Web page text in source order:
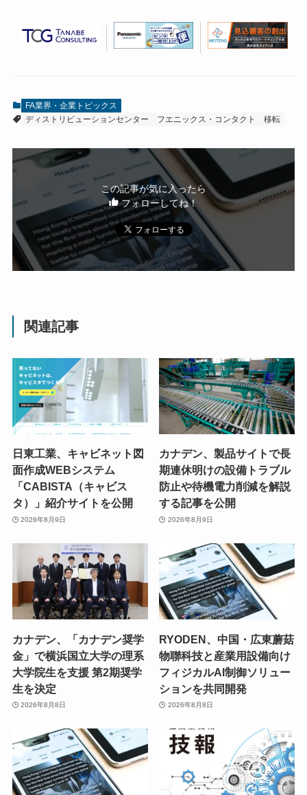
FA業界・企業トピックス
ディストリビューションセンター
フエニックス・コンタクト 移転
この記事が気に入ったら
フォローしてね！
関連記事
日東工業、キャビネット図
面作成WEBシステム
「CABISTA（キャビス
タ）」紹介サイトを公開
2026年8月9日
カナデン、製品サイトで長
期連休明けの設備トラブル
防止や待機電力削減を解説
する記事を公開
2026年8月9日
カナデン、「カナデン奨学
金」で横浜国立大学の理系
大学院生を支援 第2期奨学
生を決定
2026年8月8日
RYODEN、中国・広東蘑菇
物聯科技と産業用設備向け
フィジカルAI制御ソリュー
ションを共同開発
2026年8月8日